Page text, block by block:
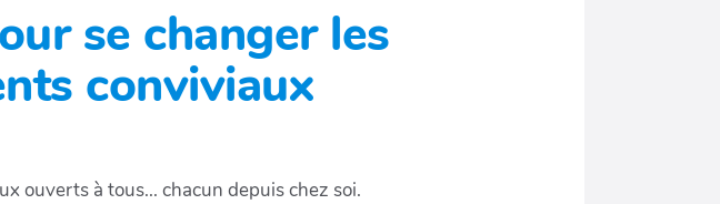
se changer les
conviviaux
ouverts à tous... chacun depuis chez soi.